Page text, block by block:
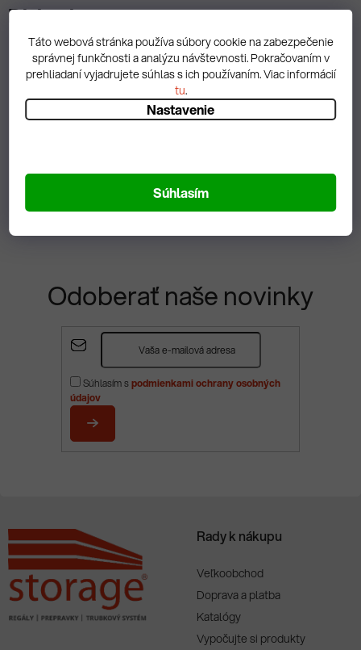
Táto webová stránka používa súbory cookie na zabezpečenie
správnej funkčnosti a analýzu návštevnosti. Pokračovaním v
prehliadaní vyjadrujete súhlas s ich používaním. Viac informácií
tu.
Nastavenie
Súhlasím
Diskusia
Spätná väzba
Zobrazit hodnotenie
Odoberať naše novinky
Súhlasím spodmienkami ochrany osobných
údajov
PRIHLÁSIŤ
Rady k nákupu
Veľkoobchod
Doprava a platba
Katalógy
Vypočujte si produkty